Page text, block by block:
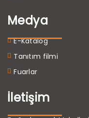
Medya
E-Katalog
Tanıtım filmi
Fuarlar
İletişim